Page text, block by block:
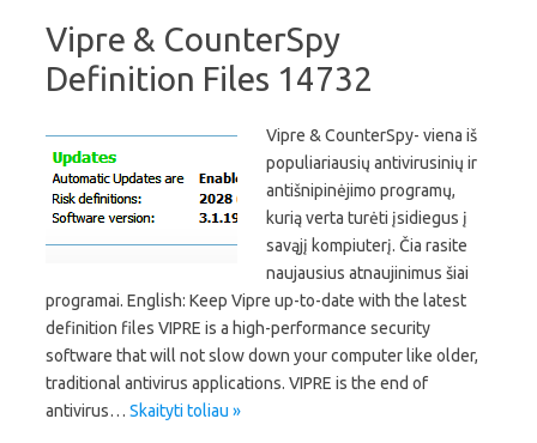
Vipre & CounterSpy
Definition Files 14732
Vipre & CounterSpy- viena iš
populiariausių antivirusinių ir
antišnipinėjimo programų,
kurią verta turėti įsidiegus į
savąjį kompiuterį. Čia rasite
naujausius atnaujinimus šiai
programai. English: Keep Vipre up-to-date with the latest
definition files VIPRE is a high-performance security
software that will not slow down your computer like older,
traditional antivirus applications. VIPRE is the end of
antivirus… Skaityti toliau »